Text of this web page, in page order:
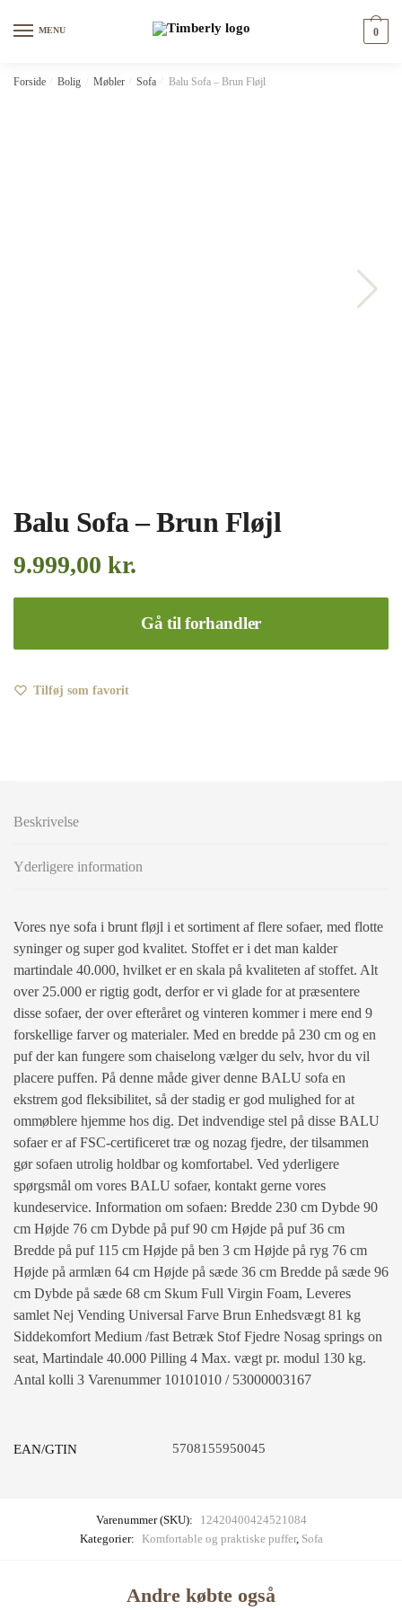
MENU 0
Forside Bolig Møbler Sofa Balu Sofa – Brun Fløjl
Balu Sofa – Brun Fløjl
9.999,00 kr.
Gå til forhandler
Tilføj som favorit
Beskrivelse
Yderligere information
Vores nye sofa i brunt fløjl i et sortiment af flere sofaer, med flotte
syninger og super god kvalitet. Stoffet er i det man kalder
martindale 40.000, hvilket er en skala på kvaliteten af stoffet. Alt
over 25.000 er rigtig godt, derfor er vi glade for at præsentere
disse sofaer, der over efteråret og vinteren kommer i mere end 9
forskellige farver og materialer. Med en bredde på 230 cm og en
puf der kan fungere som chaiselong vælger du selv, hvor du vil
placere puffen. På denne måde giver denne BALU sofa en
ekstrem god fleksibilitet, så der stadig er god mulighed for at
ommøblere hjemme hos dig. Det indvendige stel på disse BALU
sofaer er af FSC-certificeret træ og nozag fjedre, der tilsammen
gør sofaen utrolig holdbar og komfortabel. Ved yderligere
spørgsmål om vores BALU sofaer, kontakt gerne vores
kundeservice. Information om sofaen: Bredde 230 cm Dybde 90
cm Højde 76 cm Dybde på puf 90 cm Højde på puf 36 cm
Bredde på puf 115 cm Højde på ben 3 cm Højde på ryg 76 cm
Højde på armlæn 64 cm Højde på sæde 36 cm Bredde på sæde 96
cm Dybde på sæde 68 cm Skum Full Virgin Foam, Leveres
samlet Nej Vending Universal Farve Brun Enhedsvægt 81 kg
Siddekomfort Medium /fast Betræk Stof Fjedre Nosag springs on
seat, Martindale 40.000 Pilling 4 Max. vægt pr. modul 130 kg.
Antal kolli 3 Varenummer 10101010 / 53000003167
EAN/GTIN 5708155950045
Varenummer (SKU):
12420400424521084
Kategorier: Komfortable og praktiske puffer, Sofa
Andre købte også